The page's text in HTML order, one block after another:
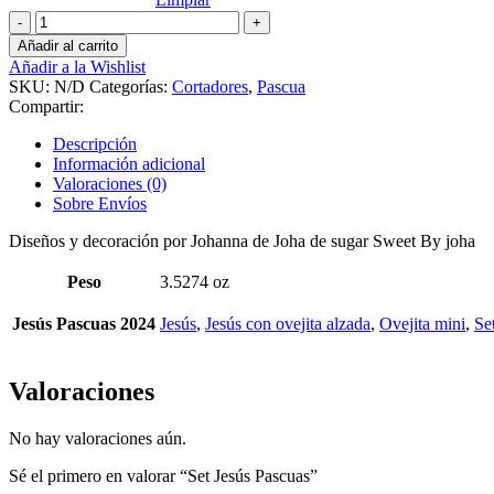
Set
Jesús
Pascuas
cantidad
Añadir al carrito
Añadir a la Wishlist
SKU: N/D Categorías: Cortadores, Pascua
Compartir:
Descripción
Información adicional
Valoraciones (0)
Sobre Envíos
Diseños y decoración por Johanna de Joha de sugar Sweet By joha
Peso 3.5274 oz
Jesús Pascuas 2024 Jesús, Jesús con ovejita alzada, Ovejita mini,
Valoraciones
No hay valoraciones aún.
Sé el primero en valorar “Set Jesús Pascuas”